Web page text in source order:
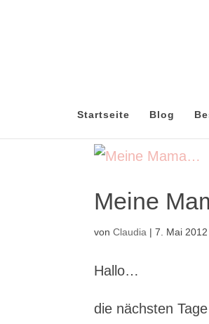
Startseite Blog
Meine
vonClaudia |7. Mai 2012
Hallo…
die nächsten